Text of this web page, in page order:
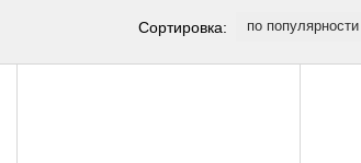
Сортировка: по популярности